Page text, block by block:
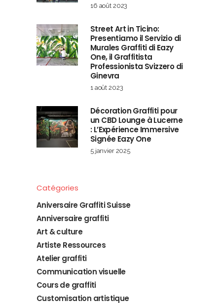
16 août 2023
Street Art in Ticino:
Presentiamo il Servizio di
Murales Graffiti di Eazy
One, il Graffitista
Professionista Svizzero di
Ginevra
1 août 2023
Décoration Graffiti pour
un CBD Lounge à Lucerne
: L’Expérience Immersive
Signée Eazy One
5 janvier 2025
Catégories
Aniversaire Graffiti Suisse
Anniversaire graffiti
Art & culture
Artiste Ressources
Atelier graffiti
Communication visuelle
Cours de graffiti
Customisation artistique